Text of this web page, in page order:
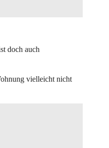
doch auch
vielleicht nicht